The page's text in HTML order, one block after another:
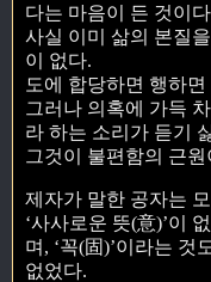
다는 마음이 든 것이
사실 이미 삶의 본질
이 없다.
도에 합당하면 행하
그러나 의혹에 가득
라 하는 소리가 듣기
그것이 불편함의 근원
제자가 말한 공자는
‘사사로운 뜻(意)’이
며, ‘꼭(固)’이라는 것
없었다.